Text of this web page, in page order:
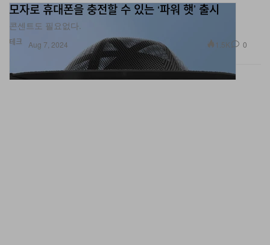
테크
모자로 휴대폰을 충전할 수 있는 ‘파워 햇’ 출시
콘센트도 필요없다.
Aug 7, 2024 1.5K 0